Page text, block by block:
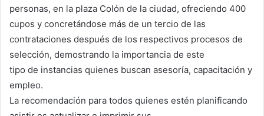
personas, en la plaza Colón de la ciudad, ofreciendo 400
cupos y concretándose más de un tercio de las
contrataciones después de los respectivos procesos de
selección, demostrando la importancia de este
tipo de instancias quienes buscan asesoría, capacitación y
empleo.
La recomendación para todos quienes estén planificando